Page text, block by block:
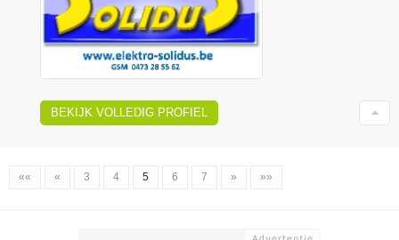
BEKIJK VOLLEDIG PROFIEL
«« « 3 4 5 6 7 » »»